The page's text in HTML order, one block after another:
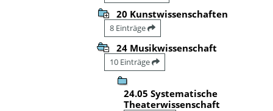
20 Kunstwissenschaften
8 Einträge
24 Musikwissenschaft
10 Einträge
24.05 Systematische
Theaterwissenschaft